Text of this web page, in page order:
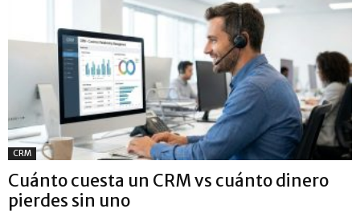
CRM
Cuánto cuesta un CRM vs cuánto dinero
pierdes sin uno